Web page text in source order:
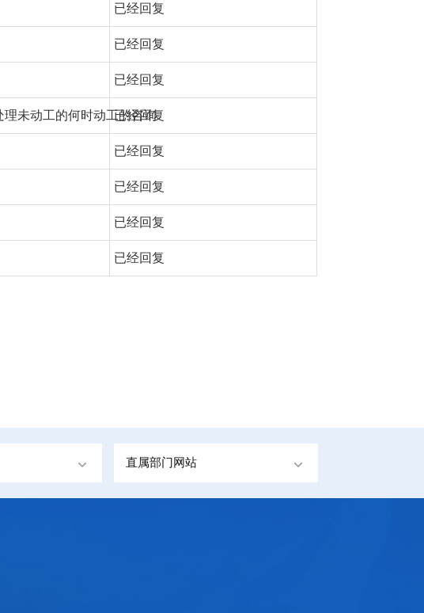
已经回复
已经回复
已经回复
未动工的何时动工的咨询
已经回复
已经回复
已经回复
已经回复
已经回复
直属部门网站